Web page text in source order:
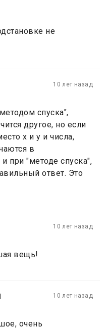
не
10 лет назад
спуска",
другое, но если
x и y и числа,
в
и при "методе спуска",
ответ. Это
10 лет назад
вещь!
10 лет назад
очень